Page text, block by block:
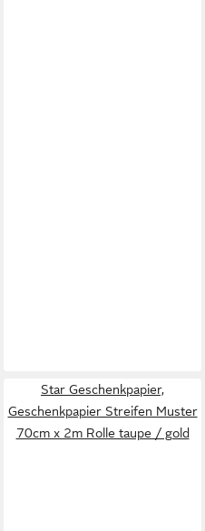
Star Geschenkpapier,
Geschenkpapier Streifen Muster
70cm x 2m Rolle taupe / gold